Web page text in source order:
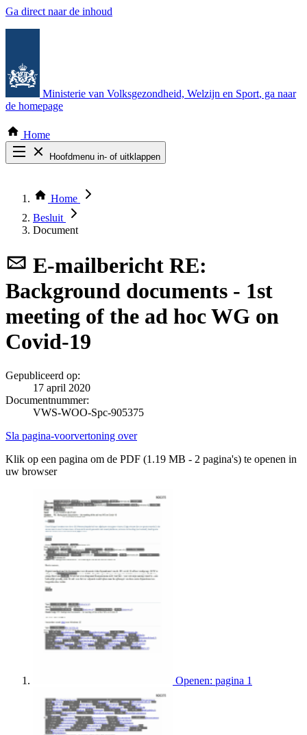
Ga direct naar de inhoud
Ministerie van Volksgezondheid, Welzijn en Sport, ga naar
de homepage
Home
Hoofdmenu in- of uitklappen
Thema COVID-19
Bekijk per bestuursorgaan
Home
Besluit
Document
E-mailbericht RE:
Background documents - 1st
meeting of the ad hoc WG on
Covid-19
Gepubliceerd op:
17 april 2020
Documentnummer:
VWS-WOO-Spc-905375
Sla pagina-voorvertoning over
Klik op een pagina om de PDF (1.19 MB - 2 pagina's) te openen in
uw browser
Openen: pagina 1